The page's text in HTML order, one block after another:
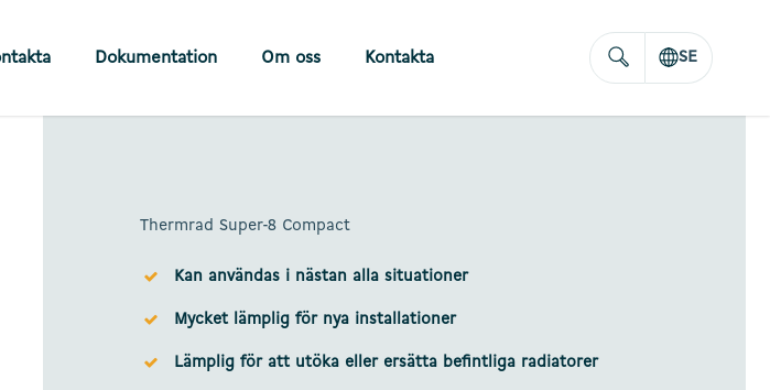
Dokumentation Om oss Kontakta SE
Thermrad Super-8 Compact
Kan användas i nästan alla situationer
Mycket lämplig för nya installationer
Lämplig för att utöka eller ersätta befintliga radiatorer